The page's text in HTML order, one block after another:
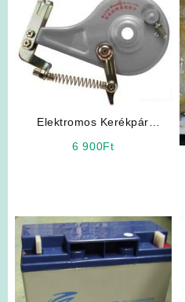
Elektromos Kerékpár
6 900Ft